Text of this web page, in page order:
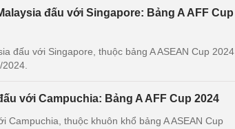
đấu với Singapore: Bảng A AFF Cup
đấu với Singapore, thuộc bảng A ASEAN Cup 2024
2024.
với Campuchia: Bảng A AFF Cup 2024
Campuchia, thuộc khuôn khổ bảng A ASEAN Cup